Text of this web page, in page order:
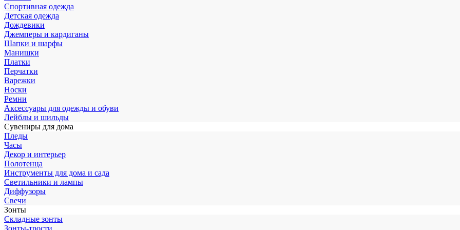
Спортивная одежда
Детская одежда
Дождевики
Джемперы и кардиганы
Шапки и шарфы
Манишки
Платки
Перчатки
Варежки
Носки
Ремни
Аксессуары для одежды и обуви
Лейблы и шильды
Сувениры для дома
Пледы
Часы
Декор и интерьер
Полотенца
Инструменты для дома и сада
Светильники и лампы
Диффузоры
Свечи
Зонты
Складные зонты
Зонты-трости